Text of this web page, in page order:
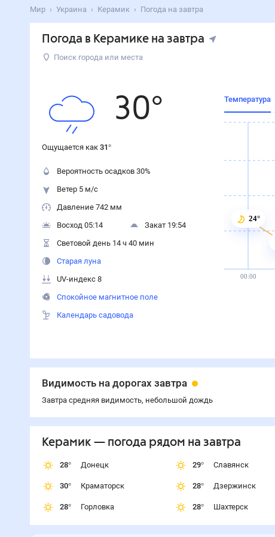
Мир Украина Керамик Погода на завтра
Погода в Керамике на завтра
Поиск города или места
30°
Ощущается как 31°
Вероятность осадков 30%
Ветер 5 м/с
Давление 742 мм
Восход 05:14
Закат 19:54
Световой день 14 ч 40 мин
Старая луна
UV-индекс 8
Спокойное магнитное поле
Календарь садовода
Температура
00:00
24°
Видимость на дорогах завтра
Завтра средняя видимость, небольшой дождь
Керамик — погода рядом на завтра
28° Донецк
30° Краматорск
28° Горловка
29° Славянск
28° Дзержинск
28° Шахтерск